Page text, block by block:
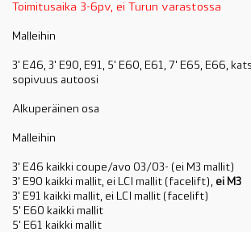
Toimitusaika 3-6pv, ei Turun varastossa
Malleihin
3' E46, 3' E90, E91, 5' E60, E61, 7' E65, E66,
sopivuus autoosi
Alkuperäinen osa
Malleihin
3' E46 kaikki coupe/avo 03/03- (ei M3 mallit)
3' E90 kaikki mallit, ei LCI mallit (facelift), ei M3
3' E91 kaikki mallit, ei LCI mallit (facelift)
5' E60 kaikki mallit
5' E61 kaikki mallit